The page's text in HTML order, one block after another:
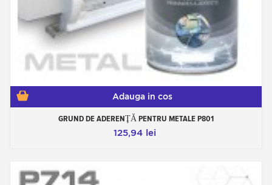
Adauga in cos
GRUND DE ADERENŢĂ PENTRU METALE P801
125,94 lei